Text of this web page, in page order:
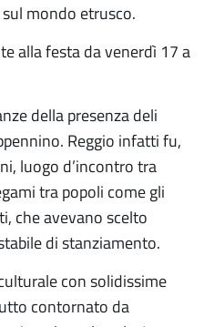
mondo etrusco.
alla festa da venerdì 17 a
della presenza deli
Reggio infatti fu,
luogo d’incontro tra
tra popoli come gli
che avevano scelto
di stanziamento.
con solidissime
contornato da